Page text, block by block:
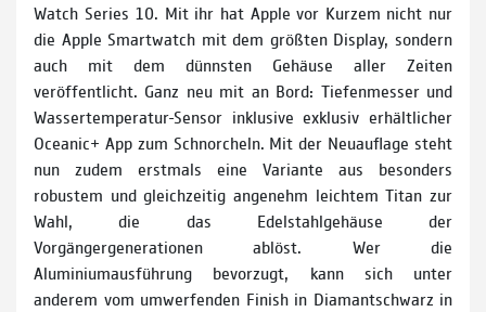
Watch Series 10. Mit ihr hat Apple vor Kurzem nicht nur
die Apple Smartwatch mit dem größten Display, sondern
auch mit dem dünnsten Gehäuse aller Zeiten
veröffentlicht. Ganz neu mit an Bord: Tiefen­messer und
Wasser­tempe­ratur-Sensor inklusive exklusiv erhältlicher
Oceanic+ App zum Schnorcheln. Mit der Neuauflage steht
nun zudem erstmals eine Variante aus besonders
robustem und gleichzeitig angenehm leichtem Titan zur
Wahl, die das Edelstahlgehäuse der
Vorgängergenerationen ablöst. Wer die
Aluminiumausführung bevorzugt, kann sich unter
anderem vom umwerfenden Finish in Diamantschwarz in